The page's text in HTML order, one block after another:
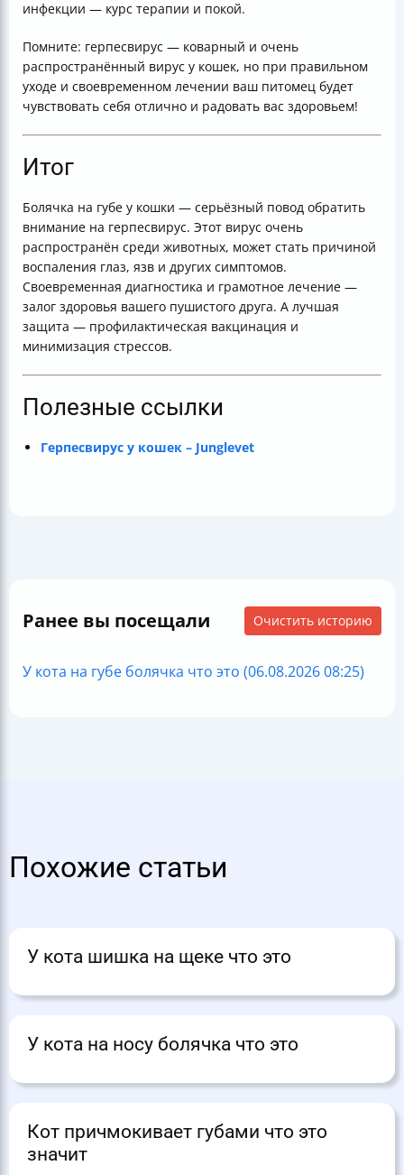
инфекции — курс терапии и покой.
Помните: герпесвирус — коварный и очень
распространённый вирус у кошек, но при правильном
уходе и своевременном лечении ваш питомец будет
чувствовать себя отлично и радовать вас здоровьем!
Итог
Болячка на губе у кошки — серьёзный повод обратить
внимание на герпесвирус. Этот вирус очень
распространён среди животных, может стать причиной
воспаления глаз, язв и других симптомов.
Своевременная диагностика и грамотное лечение —
залог здоровья вашего пушистого друга. А лучшая
защита — профилактическая вакцинация и
минимизация стрессов.
Полезные ссылки
Герпесвирус у кошек – Junglevet
Ранее вы посещали Очистить историю
У кота на губе болячка что это (06.08.2026 08:25)
Похожие статьи
У кота шишка на щеке что это
У кота на носу болячка что это
Кот причмокивает губами что это
значит